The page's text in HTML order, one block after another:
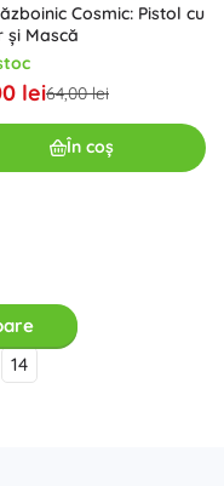
Cosmic: Pistol cu
și Mască
lei64,00 lei
În coș
14